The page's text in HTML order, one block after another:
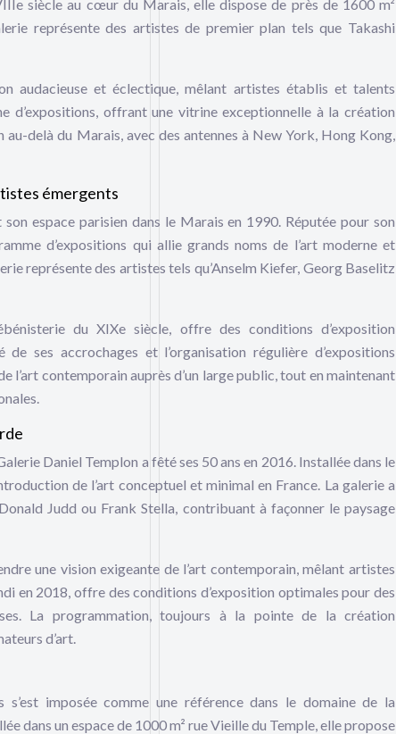
siècle au cœur du Marais, elle dispose de près de 1600 m²
représente des artistes de premier plan tels que Takashi
audacieuse et éclectique, mêlant artistes établis et talents
d’expositions, offrant une vitrine exceptionnelle à la création
delà du Marais, avec des antennes à New York, Hong Kong,
émergents
espace parisien dans le Marais en 1990. Réputée pour son
d’expositions qui allie grands noms de l’art moderne et
représente des artistes tels qu’Anselm Kiefer, Georg Baselitz
du XIXe siècle, offre des conditions d’exposition
ses accrochages et l’organisation régulière d’expositions
l’art contemporain auprès d’un large public, tout en maintenant
Daniel Templon a fêté ses 50 ans en 2016. Installée dans le
de l’art conceptuel et minimal en France. La galerie a
Judd ou Frank Stella, contribuant à façonner le paysage
une vision exigeante de l’art contemporain, mêlant artistes
en 2018, offre des conditions d’exposition optimales pour des
La programmation, toujours à la pointe de la création
d’art.
imposée comme une référence dans le domaine de la
dans un espace de 1000 m² rue Vieille du Temple, elle propose